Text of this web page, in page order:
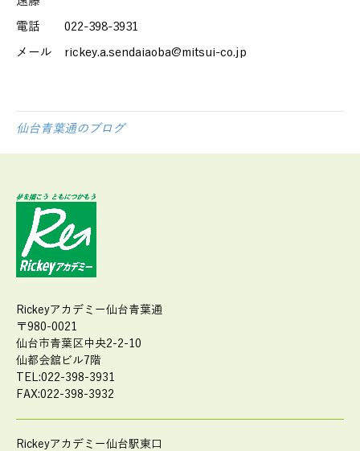
電話 022-398-3931
メール rickey.a.sendaiaoba@mitsui-co.jp
仙台青葉通のブログ
Rickeyアカデミー仙台青葉通
〒980-0021
仙台市青葉区中央2-2-10
仙都会舘ビル7階
TEL:022-398-3931
FAX:022-398-3932
Rickeyアカデミー仙台駅東口